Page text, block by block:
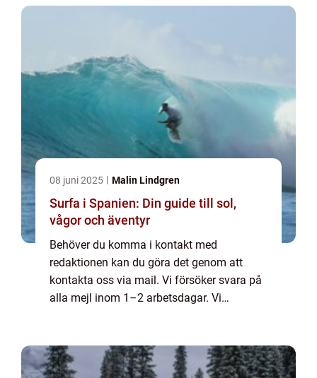
08 juni 2025 Malin Lindgren
Surfa i Spanien: Din guide till sol,
vågor och äventyr
Behöver du komma i kontakt med
redaktionen kan du göra det genom att
kontakta oss via mail. Vi försöker svara på
alla mejl inom 1–2 arbetsdagar. Vi